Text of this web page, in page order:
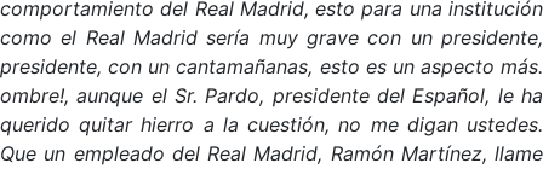
comportamiento del Real Madrid, esto para una institución
como el Real Madrid sería muy grave con un presidente,
presidente, con un cantamañanas, esto es un aspecto más.
ombre!, aunque el Sr. Pardo, presidente del Español, le ha
querido quitar hierro a la cuestión, no me digan ustedes.
Que un empleado del Real Madrid, Ramón Martínez, llame